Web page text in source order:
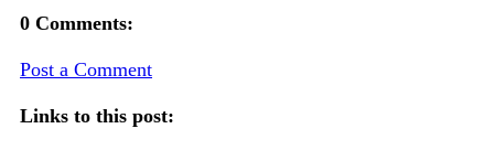
0 Comments:
Post a Comment
Links to this post: